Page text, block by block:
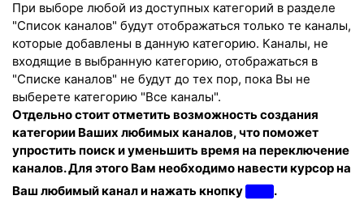
При выборе любой из доступных категорий в разделе
"Список каналов" будут отображаться только те каналы,
которые добавлены в данную категорию. Каналы, не
входящие в выбранную категорию, отображаться в
"Списке каналов" не будут до тех пор, пока Вы не
выберете категорию "Все каналы".
Отдельно стоит отметить возможность создания
категории Ваших любимых каналов, что поможет
упростить поиск и уменьшить время на переключение
каналов. Для этого Вам необходимо навести курсор на
Ваш любимый канал и нажать кнопку
.